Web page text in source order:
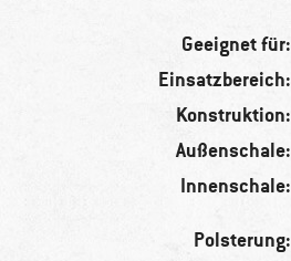
Geeignet für:
Einsatzbereich:
Konstruktion:
Außenschale:
Innenschale:
Polsterung: